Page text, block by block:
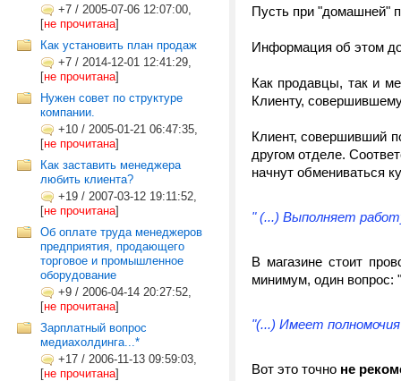
+7 / 2005-07-06 12:07:00,
[не прочитана]
Как установить план продаж
+7 / 2014-12-01 12:41:29,
[не прочитана]
Нужен совет по структуре
компании.
+10 / 2005-01-21 06:47:35,
[не прочитана]
Как заставить менеджера
любить клиента?
+19 / 2007-03-12 19:11:52,
[не прочитана]
Об оплате труда менеджеров
предприятия, продающего
торговое и промышленное
оборудование
+9 / 2006-04-14 20:27:52,
[не прочитана]
Зарплатный вопрос
медиахолдинга...*
+17 / 2006-11-13 09:59:03,
[не прочитана]
Пусть при "домашней"
Информация об этом
Как продавцы, так и
Клиенту,
Клиент, совершивший
другом отделе.
начнут обмениваться
" (...) Выполняет
В магазине стоит
минимум, один вопрос:
"(...) Имеет
Вот это точно не